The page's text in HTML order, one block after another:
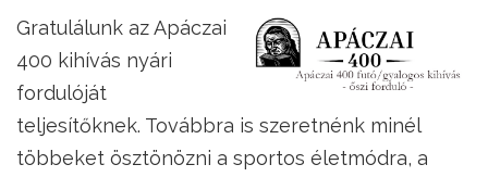
Gratulálunk az Apáczai
400 kihívás nyári
fordulóját
teljesítőknek. Továbbra is szeretnénk minél
többeket ösztönözni a sportos életmódra, a